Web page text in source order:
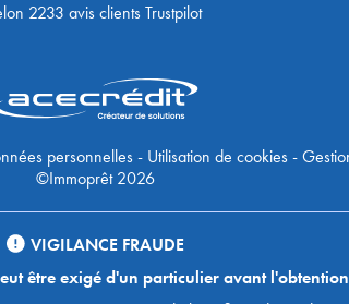
2233 avis clients Trustpilot
personnelles- Utilisation de cookies-
©Immoprêt 2026
VIGILANCE FRAUDE
être exigé d'un particulier avant